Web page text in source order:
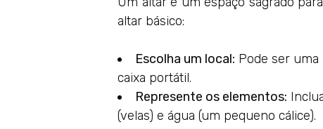
altar básico:
Escolha um local: Pode ser
caixa portátil.
Represente os elementos:
(velas) e água (um pequeno cálice).